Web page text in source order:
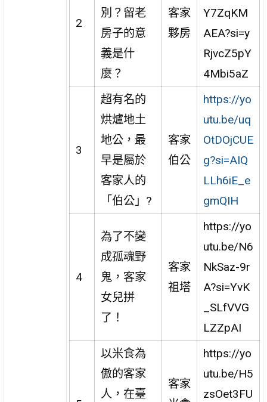
2
別？留老
房子的意
義是什
麼？
客家
夥房
Y7ZqKM
AEA?si=y
RjvcZ5pY
4Mbi5aZ
3
超有名的
烘爐地土
地公，最
早是屬於
客家人的
「伯公」?
客家
伯公
https://yo
utu.be/uq
OtDOjCUE
g?si=AIQ
LLh6iE_e
gmQIH
4
為了不變
成孤魂野
鬼，客家
女兒拼
了！
客家
祖塔
https://yo
utu.be/N6
NkSaz-9r
A?si=YvK
_SLfVVG
LZZpAI
以米食為
傲的客家
人，在臺
客家
https://yo
utu.be/H5
zsOet3FU